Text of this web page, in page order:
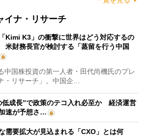
イナ・リサーチ
Kimi K3」の衝撃に世界はどう対応するの
財務長官が検討する「蒸留を行う中国
国株投資の第一人者・田代尚機氏のプレ
・リサーチ」。中国企…
低成長”で政策のテコ入れ必至か 経済運営
速が予想さ…
需要拡大が見込まれる「CXO」とは何